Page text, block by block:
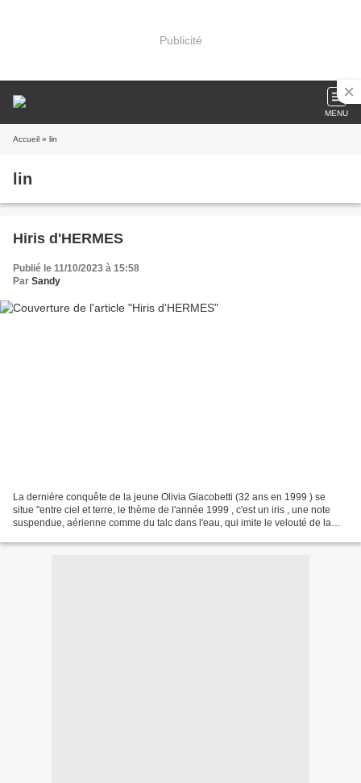
Publicité
MENU
Accueil » lin
lin
Hiris d'HERMES
Publié le 11/10/2023 à 15:58
Par Sandy
La dernière conquête de la jeune Olivia Giacobetti (32 ans en 1999 ) se
situe "entre ciel et terre, le thème de l'année 1999 , c'est un iris , une note
suspendue, aérienne comme du talc dans l'eau, qui imite le velouté de la